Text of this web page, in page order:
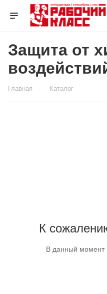
Защита от
Главная — Каталог
К
В данный момент